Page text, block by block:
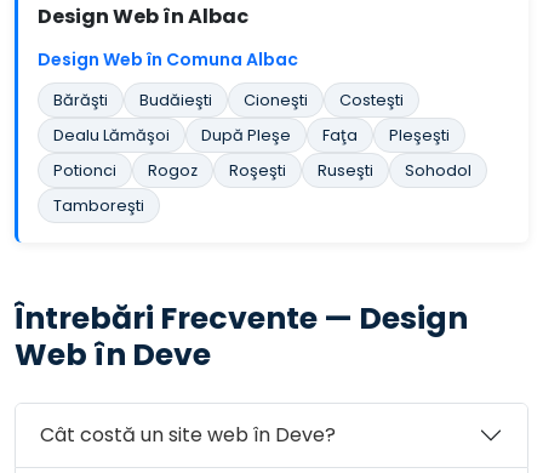
Design Web în Albac
Design Web în Comuna Albac
Bărăşti Budăieşti Cioneşti
Costeşti
Dealu Lămăşoi
După Pleşe Faţa
Pleşeşti
Potionci
Rogoz Roşeşti Ruseşti
Sohodol
Tamboreşti
Întrebări Frecvente — Design
Web în Deve
Cât costă un site web în Deve?